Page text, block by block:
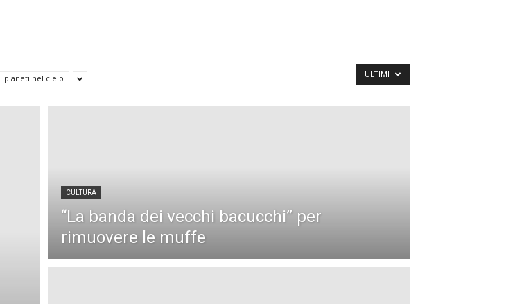
Verona
I pianeti nel cielo ULTIMI
CULTURA
“La banda dei vecchi bacucchi” per
rimuovere le muffe